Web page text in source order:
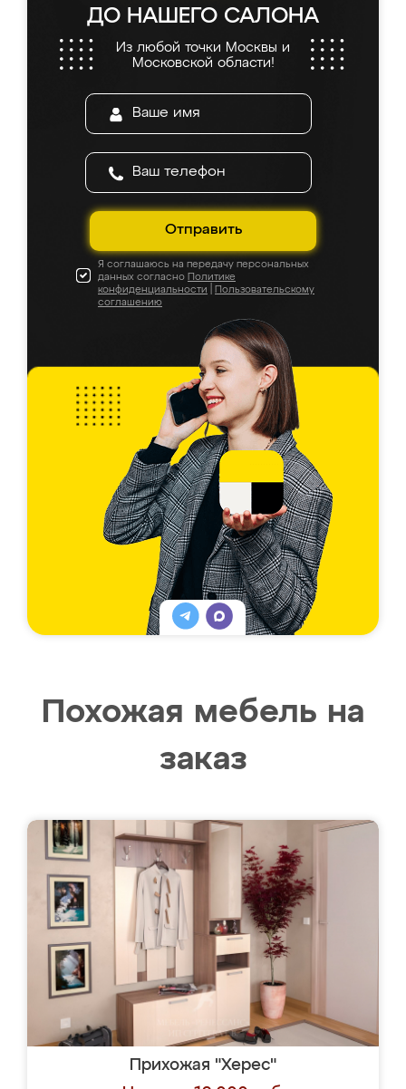
ДО НАШЕГО САЛОНА
Из любой точки Москвы и
Московской области!
Отправить
Я соглашаюсь на передачу персональных
данных согласно Политике
конфиденциальности
Пользовательскому
соглашению
Похожая мебель на
заказ
Прихожая "Херес"